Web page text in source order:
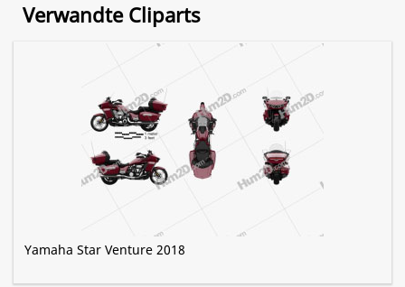
Verwandte Cliparts
Yamaha Star Venture 2018